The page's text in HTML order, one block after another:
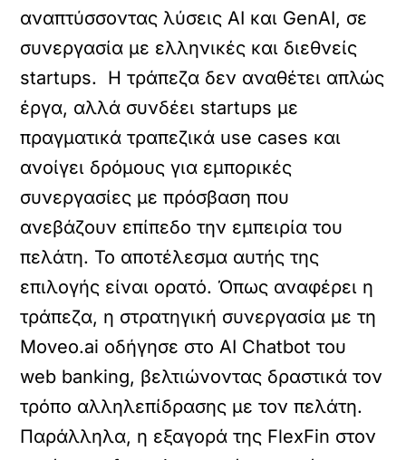
αναπτύσσοντας λύσεις AI και GenAI‭, ‬σε
συνεργασία με ελληνικές και διεθνείς
startups‭. ‬ H ‭τράπεζα δεν αναθέτει απλώς
έργα, αλλά συνδέει startups με
πραγματικά τραπεζικά use cases και
‬ανοίγει δρόμους για εμπορικές
συνεργασίες με πρόσβαση που
ανεβάζουν επίπεδο την‭ εμπειρία του
‬πελάτη.‭ ‬Το αποτέλεσμα αυτής της
επιλογής είναι ορατό. Όπως αναφέρει η
τράπεζα, η στρατηγική συνεργασία με τη‭
Moveo.ai ‬οδήγησε στο ΑΙ ‭Chatbot του
web banking, βελτιώνοντας δραστικά τον
τρόπο αλληλεπίδρασης με τον ‬πελάτη. ‭
‬Παράλληλα,‭ ‬η εξαγορά της ‭FlexFin ‬στον